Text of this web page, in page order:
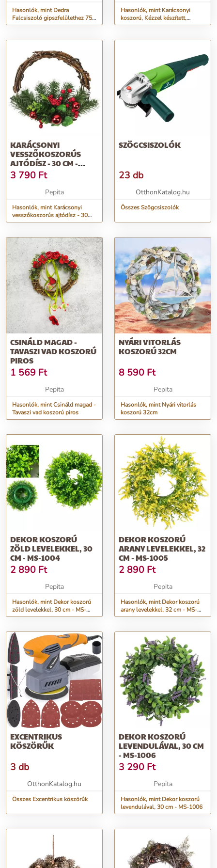
Hasonlók, mint Dedra
Falcsiszoló gipszfelülethez 750
W
Hasonlók, mint Karácsonyi
koszorú, Kézzel készített,
Természetes fenyőtoboz, Ker...
KARÁCSONYI
VESSZŐKOSZORÚS
AJTÓDÍSZ - 30 CM -
ZÖLD/PIROS
3 790 Ft
Pepita
Hasonlók, mint Karácsonyi
vesszőkoszorús ajtódísz - 30
cm - zöld/piros
SZÖGCSISZOLÓK
23 db
OtthonKatalog.hu
Összes Szögcsiszolók
CSINÁLD MAGAD -
TAVASZI VAD KOSZORÚ
PIROS
1 569 Ft
Pepita
Hasonlók, mint Csináld magad -
Tavaszi vad koszorú piros
NYÁRI VITORLÁS
KOSZORÚ 32CM
8 590 Ft
Pepita
Hasonlók, mint Nyári vitorlás
koszorú 32cm
DEKOR KOSZORÚ
ZÖLD LEVELEKKEL, 30
CM - MS-1004
2 890 Ft
Pepita
Hasonlók, mint Dekor koszorú
zöld levelekkel, 30 cm - MS-
1004
DEKOR KOSZORÚ
ARANY LEVELEKKEL, 32
CM - MS-1005
2 890 Ft
Pepita
Hasonlók, mint Dekor koszorú
arany levelekkel, 32 cm - MS-
1005
EXCENTRIKUS
KÖSZÖRŰK
3 db
OtthonKatalog.hu
Összes Excentrikus köszörűk
DEKOR KOSZORÚ
LEVENDULÁVAL, 30 CM
- MS-1006
3 290 Ft
Pepita
Hasonlók, mint Dekor koszorú
levendulával, 30 cm - MS-1006